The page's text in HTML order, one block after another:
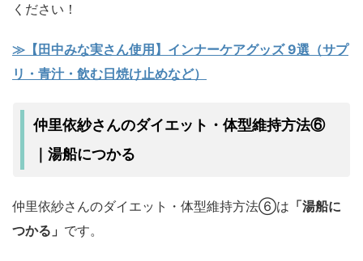
ください！
≫【田中みな実さん使用】インナーケアグッズ 9選（サプ
リ・青汁・飲む日焼け止めなど）
仲里依紗さんのダイエット・体型維持方法⑥
｜湯船につかる
仲里依紗さんのダイエット・体型維持方法⑥は 「湯船に
つかる」 です。